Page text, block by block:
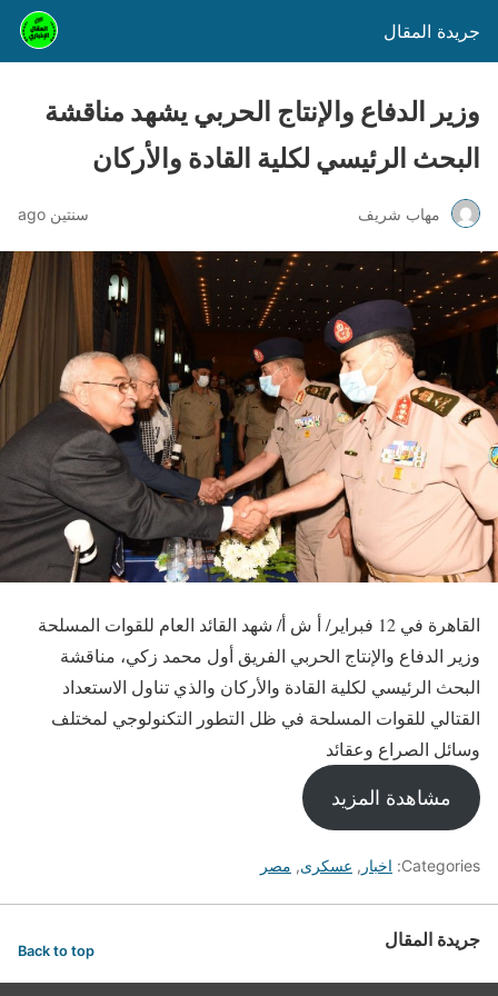
جريدة المقال
وزير الدفاع والإنتاج الحربي يشهد مناقشة
البحث الرئيسي لكلية القادة والأركان
مهاب شريف سنتين ago
القاهرة في 12 فبراير/ أ ش أ/ شهد القائد العام للقوات المسلحة
وزير الدفاع والإنتاج الحربي الفريق أول محمد زكي، مناقشة
البحث الرئيسي لكلية القادة والأركان والذي تناول الاستعداد
القتالي للقوات المسلحة في ظل التطور التكنولوجي لمختلف
وسائل الصراع وعقائد
مشاهدة المزيد
Categories: اخبار , عسكرى, مصر
جريدة المقال Back to top